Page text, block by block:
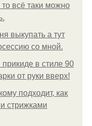
всё таки можно
выкупать а тут
со мной.
в стиле 90
от руки вверх!
подходит, как
стрижками